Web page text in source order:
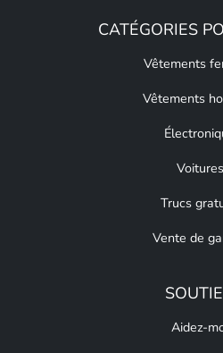
CATÉGORIES
Vêtements
Vêtements
Voitures
Trucs
Vente de
Aidez-